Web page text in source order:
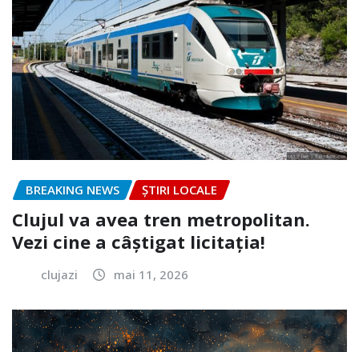
BREAKING NEWS ȘTIRI LOCALE
Clujul va avea tren metropolitan.
Vezi cine a câștigat licitația!
clujazi mai 11, 2026